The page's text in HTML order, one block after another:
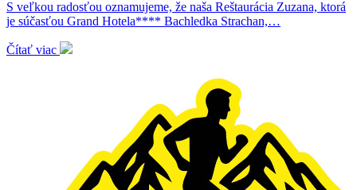
S veľkou radosťou oznamujeme, že naša Reštaurácia Zuzana, ktorá
je súčasťou Grand Hotela**** Bachledka Strachan,…
Čítať viac